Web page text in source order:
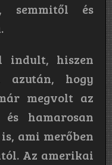
semmitől és
indult, hiszen
azután, hogy
megvolt az
hamarosan
ami merőben
Az amerikai